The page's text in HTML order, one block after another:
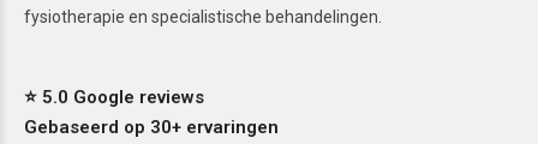
fysiotherapie en specialistische behandelingen.
⭐ 5.0 Google reviews
Gebaseerd op 30+ ervaringen